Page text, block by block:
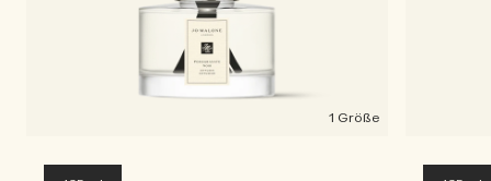
1 Größe